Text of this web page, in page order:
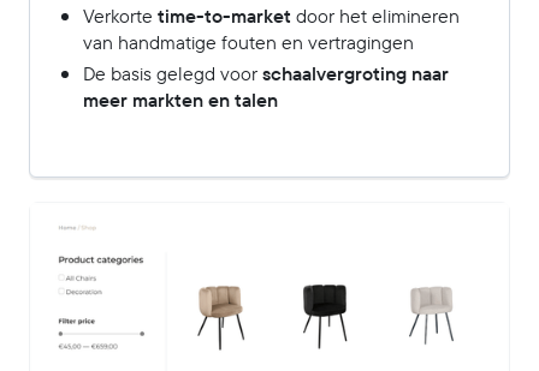
Verkorte time-to-market door het elimineren
van handmatige fouten en vertragingen
De basis gelegd voorschaalvergroting naar
meer markten en talen